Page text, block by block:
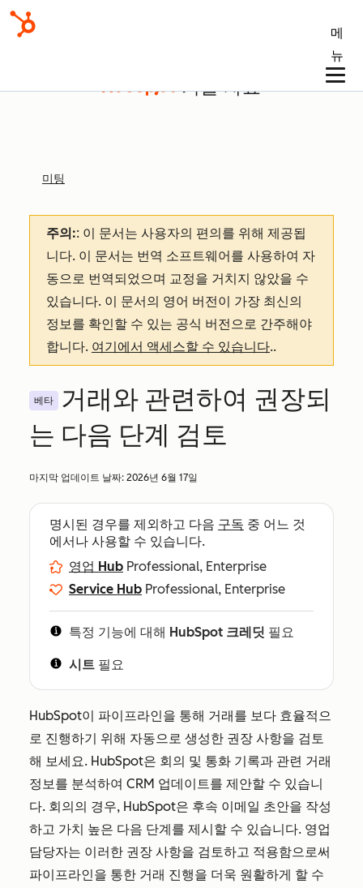
메
뉴
기술 자료
미팅
주의:: 이 문서는 사용자의 편의를 위해 제공됩
니다. 이 문서는 번역 소프트웨어를 사용하여 자
동으로 번역되었으며 교정을 거치지 않았을 수
있습니다. 이 문서의 영어 버전이 가장 최신의
정보를 확인할 수 있는 공식 버전으로 간주해야
합니다. 여기에서 액세스할 수 있습니다..
베타
거래와 관련하여 권장되
는 다음 단계 검토
마지막 업데이트 날짜: 2026년 6월 17일
명시된 경우를 제외하고 다음 구독 중 어느 것
에서나 사용할 수 있습니다.
영업 Hub Professional, Enterprise
Service Hub Professional, Enterprise
특정 기능에 대해 HubSpot 크레딧 필요
시트 필요
HubSpot이 파이프라인을 통해 거래를 보다 효율적으
로 진행하기 위해 자동으로 생성한 권장 사항을 검토
해 보세요. HubSpot은 회의 및 통화 기록과 관련 거래
정보를 분석하여 CRM 업데이트를 제안할 수 있습니
다. 회의의 경우, HubSpot은 후속 이메일 초안을 작성
하고 가치 높은 다음 단계를 제시할 수 있습니다. 영업
담당자는 이러한 권장 사항을 검토하고 적용함으로써
파이프라인을 통한 거래 진행을 더욱 원활하게 할 수